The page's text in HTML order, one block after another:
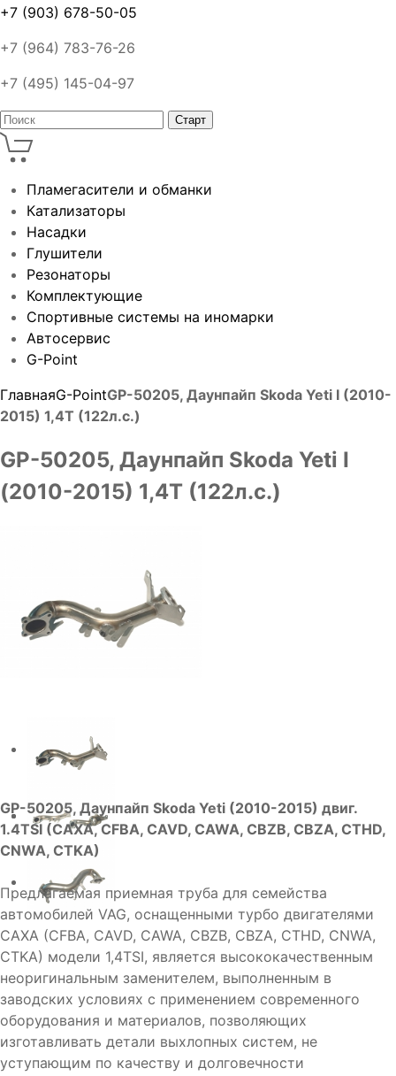
+7 (903) 678-50-05
+7 (964) 783-76-26
+7 (495) 145-04-97
Пламегасители и обманки
Катализаторы
Насадки
Глушители
Резонаторы
Комплектующие
Спортивные системы на иномарки
Автосервис
G-Point
ГлавнаяG-PointGP-50205, Даунпайп Skoda Yeti I (2010-
2015) 1,4T (122л.с.)
GP-50205, Даунпайп Skoda Yeti I
(2010-2015) 1,4T (122л.с.)
GP-50205, Даунпайп Skoda Yeti (2010-2015) двиг.
1.4TSI (CAXA, CFBA, CAVD, CAWA, CBZB, CBZA, CTHD,
CNWA, CTKA)
Предлагаемая приемная труба для семейства
автомобилей VAG, оснащенными турбо двигателями
CAXA (CFBA, CAVD, CAWA, CBZB, CBZA, CTHD, CNWA,
CTKA) модели 1,4TSI, является высококачественным
неоригинальным заменителем, выполненным в
заводских условиях с применением современного
оборудования и материалов, позволяющих
изготавливать детали выхлопных систем, не
уступающим по качеству и долговечности